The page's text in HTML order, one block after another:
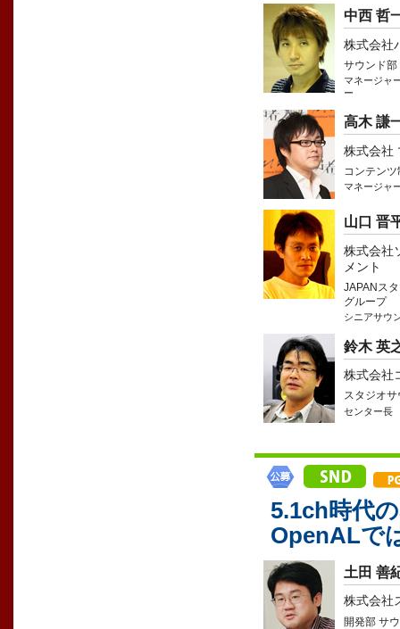
中西 哲
株式会社
サウンド部
マネージャ
ー
高木 謙
株式会社
コンテン
マネージャ
山口 晋
株式会社
メント
JAPANス
グループ
シニアサウ
鈴木 英
株式会社
スタジオ
センター長
5.1ch時代
OpenALで
土田 善
株式会社
開発部 サ